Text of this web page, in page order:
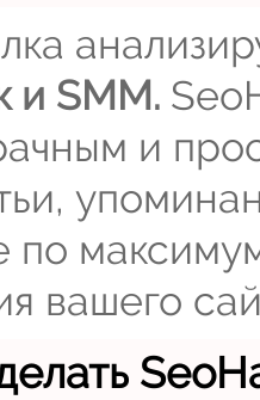
и SMM.
и
по
вашего